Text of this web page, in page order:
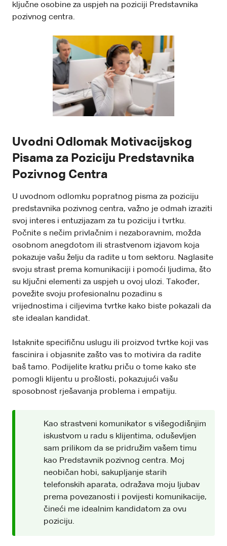
ključne osobine za uspjeh na poziciji Predstavnika
pozivnog centra.
Uvodni Odlomak Motivacijskog
Pisama za Poziciju Predstavnika
Pozivnog Centra
U uvodnom odlomku popratnog pisma za poziciju
predstavnika pozivnog centra, važno je odmah izraziti
svoj interes i entuzijazam za tu poziciju i tvrtku.
Počnite s nečim privlačnim i nezaboravnim, možda
osobnom anegdotom ili strastvenom izjavom koja
pokazuje vašu želju da radite u tom sektoru. Naglasite
svoju strast prema komunikaciji i pomoći ljudima, što
su ključni elementi za uspjeh u ovoj ulozi. Također,
povežite svoju profesionalnu pozadinu s
vrijednostima i ciljevima tvrtke kako biste pokazali da
ste idealan kandidat.
Istaknite specifičnu uslugu ili proizvod tvrtke koji vas
fascinira i objasnite zašto vas to motivira da radite
baš tamo. Podijelite kratku priču o tome kako ste
pomogli klijentu u prošlosti, pokazujući vašu
sposobnost rješavanja problema i empatiju.
Kao strastveni komunikator s višegodišnjim
iskustvom u radu s klijentima, oduševljen
sam prilikom da se pridružim vašem timu
kao Predstavnik pozivnog centra. Moj
neobičan hobi, sakupljanje starih
telefonskih aparata, odražava moju ljubav
prema povezanosti i povijesti komunikacije,
čineći me idealnim kandidatom za ovu
poziciju.